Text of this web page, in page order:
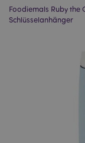
Foodiemals Ruby the
Schlüsselanhänger